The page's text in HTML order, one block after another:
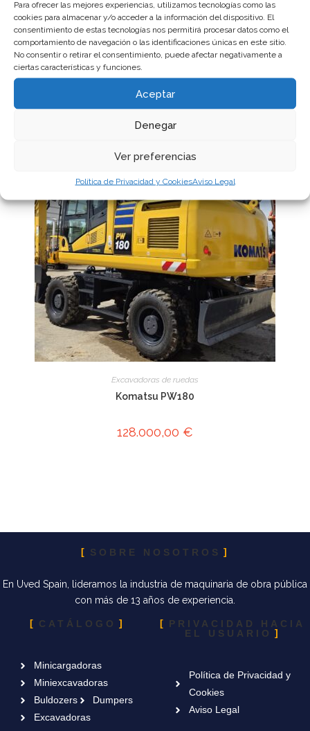
Para ofrecer las mejores experiencias, utilizamos tecnologías como las
cookies para almacenar y/o acceder a la información del dispositivo. El
consentimiento de estas tecnologías nos permitirá procesar datos como el
comportamiento de navegación o las identificaciones únicas en este sitio.
No consentir o retirar el consentimiento, puede afectar negativamente a
ciertas características y funciones.
Aceptar
Denegar
Ver preferencias
Política de Privacidad y CookiesAviso Legal
Excavadoras de ruedas
Komatsu PW160-11
95.000,00€
Excavadoras de ruedas
Komatsu PW180
128.000,00 €
SOBRE NOSOTROS
En Uved Spain, lideramos la industria de maquinaria de obra pública
con más de 13 años de experiencia.
CATÁLOGO
Minicargadoras
Miniexcavadoras
Buldozers
Dumpers
Excavadoras
PRIVACIDAD HACIA
EL USUARIO
Política de Privacidad y
Cookies
Aviso Legal